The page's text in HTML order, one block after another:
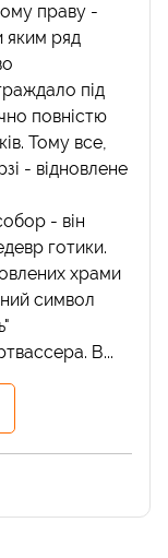
праву -
яким ряд
під
повністю
Тому все,
- відновлене
- він
готики.
храми
символ
В...